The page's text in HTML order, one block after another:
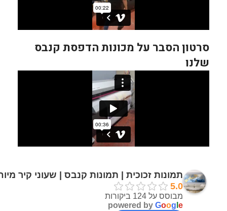
סרטון הסבר על מכונות הדפסת קנבס
שלנו
תמונות זכוכית | תמונות קנבס | שעוני קיר
5.0
מבוסס על 124 ביקורות
powered by Goog e